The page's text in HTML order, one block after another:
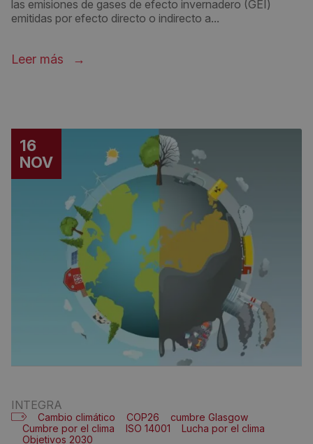
las emisiones de gases de efecto invernadero (GEI)
emitidas por efecto directo o indirecto a...
Leer más
16
NOV
INTEGRA
Cambio climático COP26
cumbre Glasgow
Cumbre por el clima
ISO 14001
Lucha por el clima
Objetivos 2030